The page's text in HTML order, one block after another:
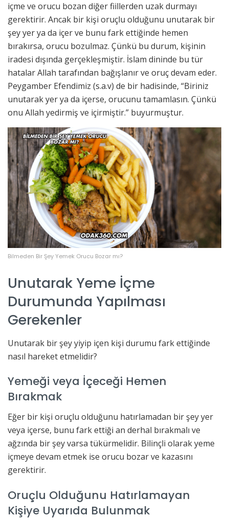
içme ve orucu bozan diğer fiillerden uzak durmayı
gerektirir. Ancak bir kişi oruçlu olduğunu unutarak bir
şey yer ya da içer ve bunu fark ettiğinde hemen
bırakırsa, orucu bozulmaz. Çünkü bu durum, kişinin
iradesi dışında gerçekleşmiştir. İslam dininde bu tür
hatalar Allah tarafından bağışlanır ve oruç devam eder.
Peygamber Efendimiz (s.a.v) de bir hadisinde, “Biriniz
unutarak yer ya da içerse, orucunu tamamlasın. Çünkü
onu Allah yedirmiş ve içirmiştir.” buyurmuştur.
Bilmeden Bir Şey Yemek Orucu Bozar mı?
Unutarak Yeme İçme
Durumunda Yapılması
Gerekenler
Unutarak bir şey yiyip içen kişi durumu fark ettiğinde
nasıl hareket etmelidir?
Yemeği veya İçeceği Hemen
Bırakmak
Eğer bir kişi oruçlu olduğunu hatırlamadan bir şey yer
veya içerse, bunu fark ettiği an derhal bırakmalı ve
ağzında bir şey varsa tükürmelidir. Bilinçli olarak yeme
içmeye devam etmek ise orucu bozar ve kazasını
gerektirir.
Oruçlu Olduğunu Hatırlamayan
Kişiye Uyarıda Bulunmak